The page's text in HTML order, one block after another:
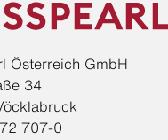
Österreich GmbH
34
707-0